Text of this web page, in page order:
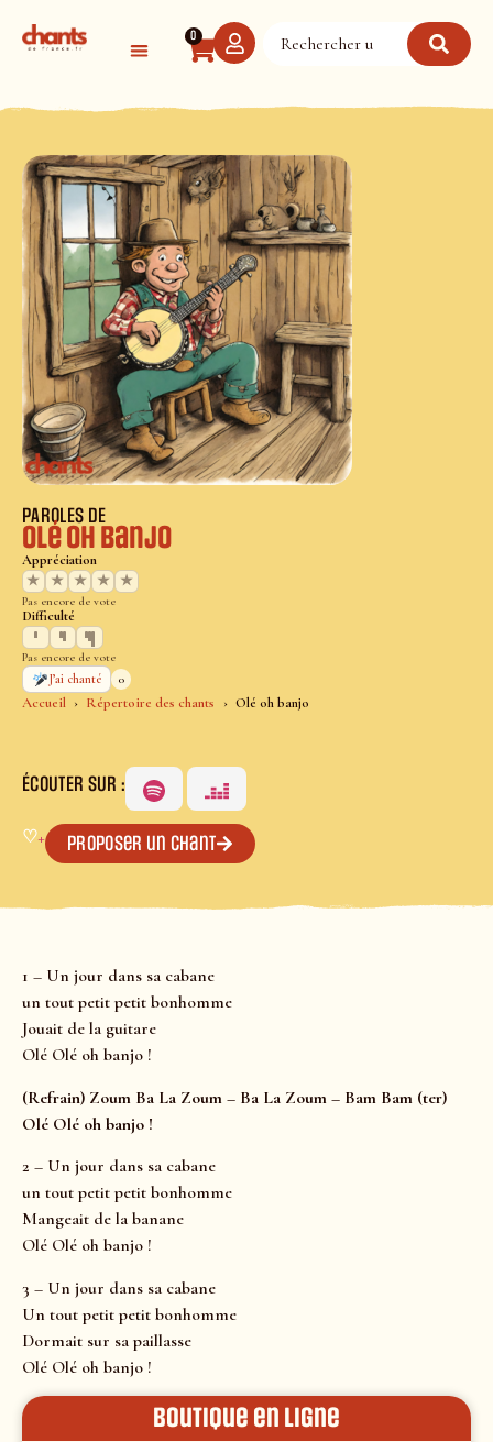
0
Accueil Répertoire des chants Olé oh banjo
PAROLES DE
Olé oh banjo
Appréciation
★
★ ★ ★ ★
Pas encore de vote
Difficulté
Pas encore de vote
J’ai chanté
0
ÉCOUTER SUR :
♡+ Proposer un chant
1 – Un jour dans sa cabane
un tout petit petit bonhomme
Jouait de la guitare
Olé Olé oh banjo !
(Refrain) Zoum Ba La Zoum – Ba La Zoum – Bam Bam (ter)
Olé Olé oh banjo !
2 – Un jour dans sa cabane
un tout petit petit bonhomme
Mangeait de la banane
Olé Olé oh banjo !
3 – Un jour dans sa cabane
Un tout petit petit bonhomme
Dormait sur sa paillasse
Olé Olé oh banjo !
Boutique en ligne